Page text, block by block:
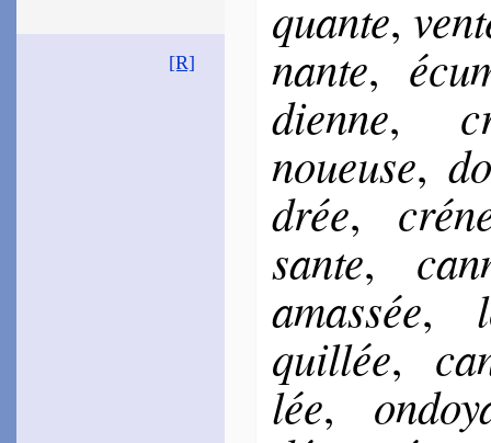
[R]
quante,
nante,
dienne,
noueuse,
drée,
sante,
amas­sée,
quil­lée,
lée,